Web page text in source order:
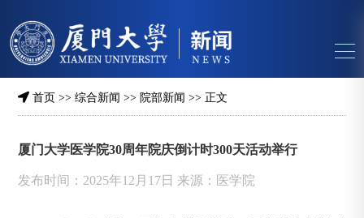
首页 >>综合新闻 >> 院部新闻 >> 正文
厦门大学医学院30周年院庆倒计时300天活动举行
发布时间：2025年12月17日 来源：医学院